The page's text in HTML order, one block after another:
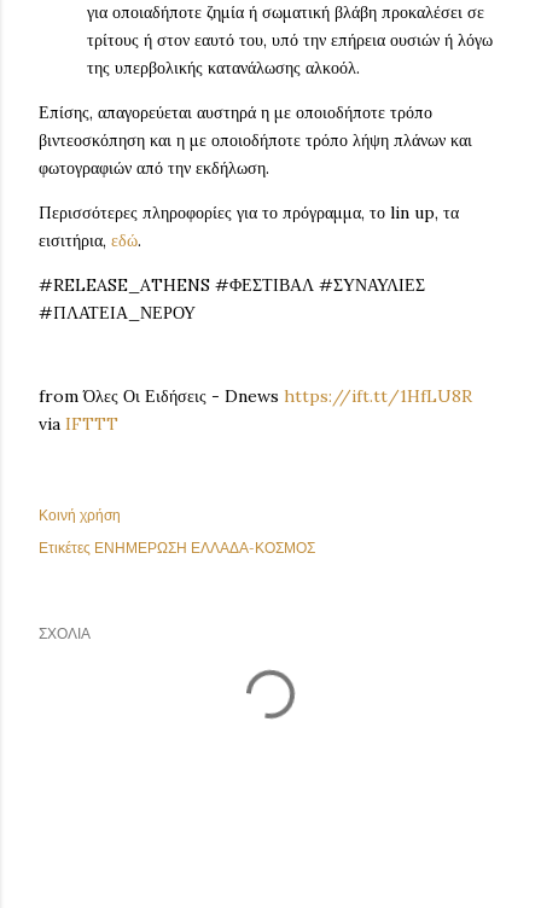
για οποιαδήποτε ζημία ή σωματική βλάβη προκαλέσει σε
τρίτους ή στον εαυτό του, υπό την επήρεια ουσιών ή λόγω
της υπερβολικής κατανάλωσης αλκοόλ.
Επίσης, απαγορεύεται αυστηρά η με οποιοδήποτε τρόπο
βιντεοσκόπηση και η με οποιοδήποτε τρόπο λήψη πλάνων και
φωτογραφιών από την εκδήλωση.
Περισσότερες πληροφορίες για το πρόγραμμα, το lin up, τα
εισιτήρια, εδώ.
#RELEASE_ATHENS #ΦΕΣΤΙΒΑΛ #ΣΥΝΑΥΛΙΕΣ
#ΠΛΑΤΕΙΑ_ΝΕΡΟΥ
from Όλες Οι Ειδήσεις - Dnews https://ift.tt/1HfLU8R
via IFTTT
Κοινή χρήση
Ετικέτες ΕΝΗΜΕΡΩΣΗ ΕΛΛΑΔΑ-ΚΟΣΜΟΣ
ΣΧΌΛΙΑ